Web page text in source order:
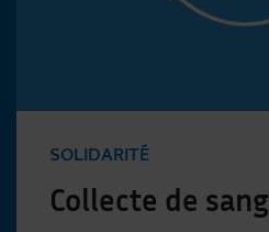
SOLIDARITÉ
Collecte de sang